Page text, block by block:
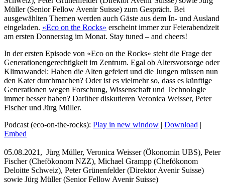
Müller (Senior Fellow Avenir Suisse) zum Gespräch. Bei
ausgewählten Themen werden auch Gäste aus dem In- und Ausland
eingeladen. «Eco on the Rocks» erscheint immer zur Feierabendzeit
am ersten Donnerstag im Monat. Stay tuned – and cheers!
In der ersten Episode von «Eco on the Rocks» steht die Frage der
Generationengerechtigkeit im Zentrum. Egal ob Altersvorsorge oder
Klimawandel: Haben die Alten gefeiert und die Jungen müssen nun
den Kater durchmachen? Oder ist es vielmehr so, dass es künftige
Generationen wegen Forschung, Wissenschaft und Technologie
immer besser haben? Darüber diskutieren Veronica Weisser, Peter
Fischer und Jürg Müller.
Podcast (eco-on-the-rocks): Play in new window | Download |
Embed
05.08.2021, Jürg Müller, Veronica Weisser (Ökonomin UBS), Peter
Fischer (Chefökonom NZZ), Michael Grampp (Chefökonom
Deloitte Schweiz), Peter Grünenfelder (Direktor Avenir Suisse)
sowie Jürg Müller (Senior Fellow Avenir Suisse)